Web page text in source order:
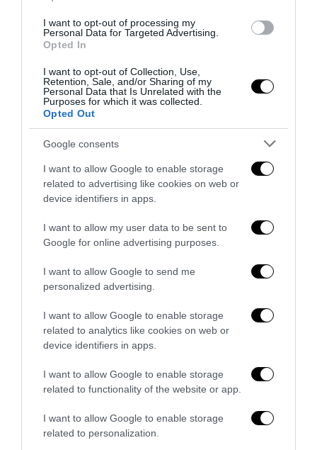
I want to opt-out of processing my
Personal Data for Targeted Advertising.
Opted In
I want to opt-out of Collection, Use,
Retention, Sale, and/or Sharing of my
Personal Data that Is Unrelated with the
Purposes for which it was collected.
Opted Out
Google consents
I want to allow Google to enable storage
related to advertising like cookies on web or
device identifiers in apps.
I want to allow my user data to be sent to
Google for online advertising purposes.
I want to allow Google to send me
personalized advertising.
I want to allow Google to enable storage
related to analytics like cookies on web or
device identifiers in apps.
I want to allow Google to enable storage
related to functionality of the website or app.
I want to allow Google to enable storage
related to personalization.
15 Luglio 2026
Senso del sacro, fiuto del gol: Mikel Merino e una
Spagna tornata alle origini
14 Luglio 2026